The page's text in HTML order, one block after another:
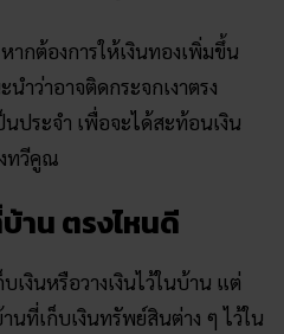
หากต้องการให้เงินทองเพิ่มขึ้น
ำว่าอาจติดกระจกเงาตรง
นประจำ เพื่อจะได้สะท้อนเงิน
ทวีคูณ
บ้าน​ ตรงไหนดี
งินหรือวางเงินไว้ในบ้าน แต่
ที่เก็บเงินทรัพย์สินต่าง ๆ ไว้ใน